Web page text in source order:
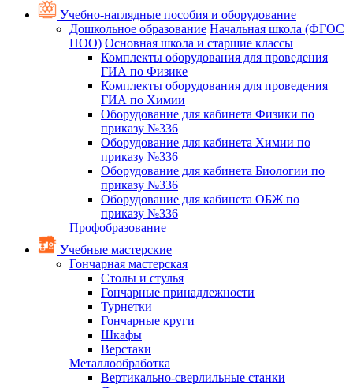
Учебно-наглядные пособия и оборудование
Дошкольное образование Начальная школа (ФГОС
НОО) Основная школа и старшие классы
Комплекты оборудования для проведения
ГИА по Физике
Комплекты оборудования для проведения
ГИА по Химии
Оборудование для кабинета Физики по
приказу №336
Оборудование для кабинета Химии по
приказу №336
Оборудование для кабинета Биологии по
приказу №336
Оборудование для кабинета ОБЖ по
приказу №336
Профобразование
Учебные мастерские
Гончарная мастерская
Столы и стулья
Гончарные принадлежности
Турнетки
Гончарные круги
Шкафы
Верстаки
Металлообработка
Вертикально-сверлильные станки